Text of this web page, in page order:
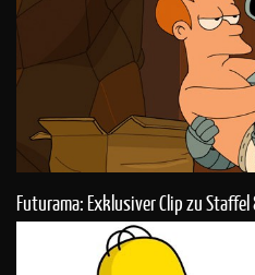
Futurama: Exklusiver Clip zu Staffel